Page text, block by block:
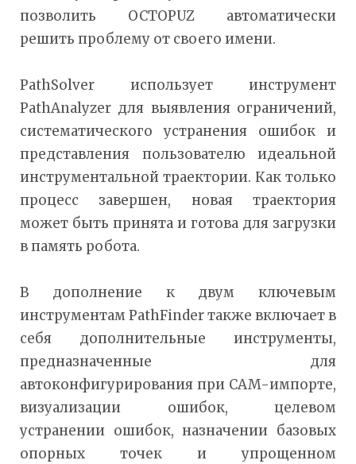
позволить OCTOPUZ автоматически
решить проблему от своего имени.
PathSolver использует инструмент
PathAnalyzer для выявления ограничений,
систематического устранения ошибок и
представления пользователю идеальной
инструментальной траектории. Как только
процесс завершен, новая траектория
может быть принята и готова для загрузки
в память робота.
В дополнение к двум ключевым
инструментам PathFinder также включает в
себя дополнительные инструменты,
предназначенные для
автоконфигурирования при CAM-импорте,
визуализации ошибок, целевом
устранении ошибок, назначении базовых
опорных точек и упрощенном